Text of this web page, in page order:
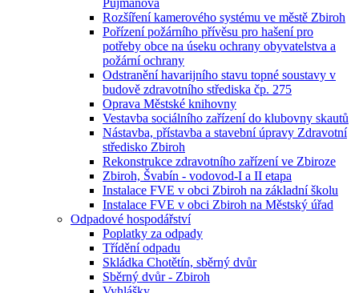
Pujmanova
Rozšíření kamerového systému ve městě Zbiroh
Pořízení požárního přívěsu pro hašení pro
potřeby obce na úseku ochrany obyvatelstva a
požární ochrany
Odstranění havarijního stavu topné soustavy v
budově zdravotního střediska čp. 275
Oprava Městské knihovny
Vestavba sociálního zařízení do klubovny skautů
Nástavba, přístavba a stavební úpravy Zdravotní
středisko Zbiroh
Rekonstrukce zdravotního zařízení ve Zbiroze
Zbiroh, Švabín - vodovod-I a II etapa
Instalace FVE v obci Zbiroh na základní školu
Instalace FVE v obci Zbiroh na Městský úřad
Odpadové hospodářství
Poplatky za odpady
Třídění odpadu
Skládka Chotětín, sběrný dvůr
Sběrný dvůr - Zbiroh